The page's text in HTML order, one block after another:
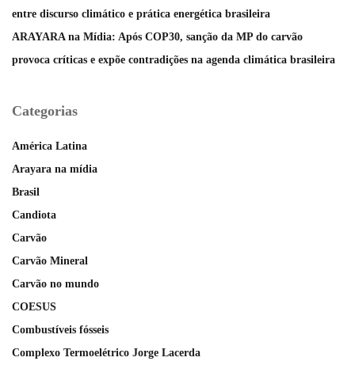
entre discurso climático e prática energética brasileira
ARAYARA na Mídia: Após COP30, sanção da MP do carvão
provoca críticas e expõe contradições na agenda climática brasileira
Categorias
América Latina
Arayara na mídia
Brasil
Candiota
Carvão
Carvão Mineral
Carvão no mundo
COESUS
Combustíveis fósseis
Complexo Termoelétrico Jorge Lacerda